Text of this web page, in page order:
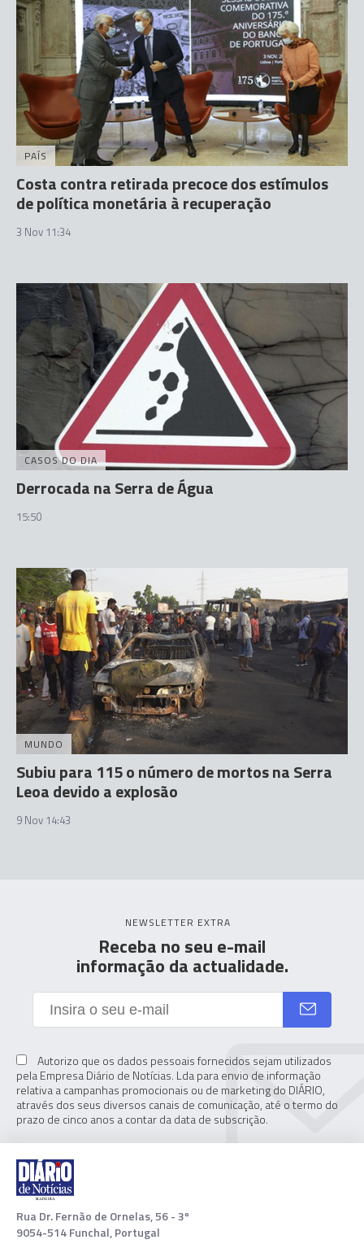
PAÍS
Costa contra retirada precoce dos estímulos
de política monetária à recuperação
3 Nov 11:34
CASOS DO DIA
Derrocada na Serra de Água
15:50
MUNDO
Subiu para 115 o número de mortos na Serra
Leoa devido a explosão
9 Nov 14:43
NEWSLETTER EXTRA
Receba no seu e-mail
informação da actualidade.
Autorizo que os dados pessoais fornecidos sejam utilizados
pela Empresa Diário de Notícias. Lda para envio de informação
relativa a campanhas promocionais ou de marketing do DIÁRIO,
através dos seus diversos canais de comunicação, até o termo do
prazo de cinco anos a contar da data de subscrição.
Rua Dr. Fernão de Ornelas, 56 - 3º
9054-514 Funchal, Portugal